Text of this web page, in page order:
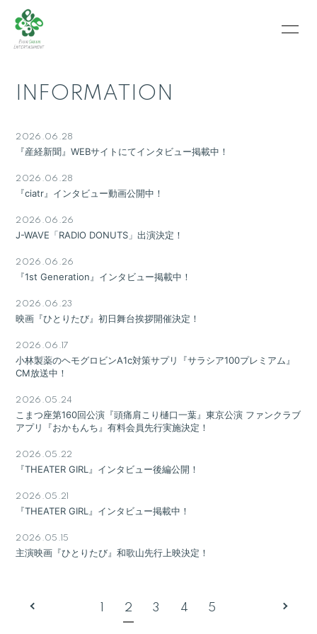
SCHEDULE PROFILE
VIDEO
INFORMATION
2026.06.28
『産経新聞』WEBサイトにてインタビュー掲載中！
2026.06.28
『ciatr』インタビュー動画公開中！
2026.06.26
J-WAVE「RADIO DONUTS」出演決定！
2026.06.26
『1st Generation』インタビュー掲載中！
2026.06.23
映画『ひとりたび』初日舞台挨拶開催決定！
2026.06.17
小林製薬のヘモグロビンA1c対策サプリ『サラシア100プレミアム』
CM放送中！
2026.05.24
こまつ座第160回公演『頭痛肩こり樋口一葉』東京公演 ファンクラブ
アプリ『おかもんち』有料会員先行実施決定！
2026.05.22
『THEATER GIRL』インタビュー後編公開！
2026.05.21
『THEATER GIRL』インタビュー掲載中！
2026.05.15
主演映画『ひとりたび』和歌山先行上映決定！
2 3 4 5